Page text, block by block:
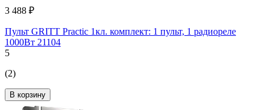
3 488 ₽
Пульт GRITT Practic 1кл. комплект: 1 пульт, 1 радиореле
1000Вт 21104
5
(2)
В корзину